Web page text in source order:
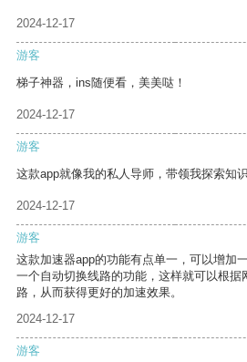
2024-12-17
游客
梯子神器，ins随便看，美美哒！
2024-12-17
游客
这款app就像我的私人导师，带领我探索知识
2024-12-17
游客
这款加速器app的功能有点单一，可以增加
一个自动切换线路的功能，这样就可以根据
路，从而获得更好的加速效果。
2024-12-17
游客